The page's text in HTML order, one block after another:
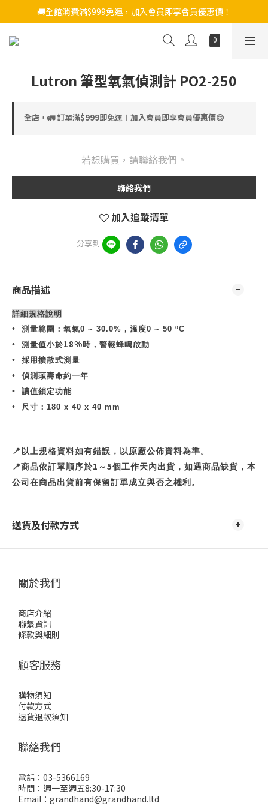
🚚全館消費滿$999免運，加入會員即享會員優惠價！
Lutron 筆型氧氣偵測計 PO2-250
全店，🚛 訂單滿$999即免運︱加入會員即享會員優惠價😊
若想購買，請聯絡我們。
聯絡我們
加入追蹤清單
分享到
商品描述
詳細規格說明
• 測量範圍：氧氣0 ~ 30.0% ，溫度0 ~ 50 ºC
• 測量值小於18%時，警報蜂鳴啟動
• 採用擴散式測量
• 偵測頭壽命約一年
• 讀值鎖定功能
• 尺寸： 180 x 40 x 40 mm
📍 以上規格資料如有錯誤，以原廠公佈資料為準。
📍商品依訂單順序於1 ～5個工作天內出貨，如遇商品缺貨，本
公司在商品出貨前有保留訂單成立與否之權利。
送貨及付款方式
關於我們
商店介紹
聯繫資訊
條款與細則
顧客服務
購物須知
付款方式
退貨退款須知
聯絡我們
電話：03-5366169
時間：週一至週五8:30-17:30
Email：grandhand@grandhand.ltd